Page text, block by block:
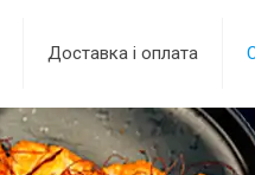
Доставка і оплата